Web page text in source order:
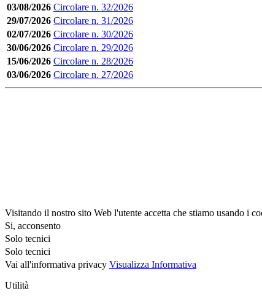
03/08/2026 Circolare n. 32/2026
29/07/2026 Circolare n. 31/2026
02/07/2026 Circolare n. 30/2026
30/06/2026 Circolare n. 29/2026
15/06/2026 Circolare n. 28/2026
03/06/2026 Circolare n. 27/2026
Visitando il nostro sito Web l'utente accetta che stiamo usando i
Si, acconsento
Solo tecnici
Solo tecnici
Vai all'informativa privacy Visualizza Informativa
Utilità